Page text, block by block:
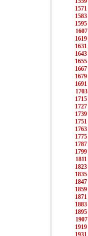
1571
1583
1595
1607
1619
1631
1643
1655
1667
1679
1691
1703
1715
1727
1739
1751
1763
1775
1787
1799
1811
1823
1835
1847
1859
1871
1883
1895
1907
1919
1931